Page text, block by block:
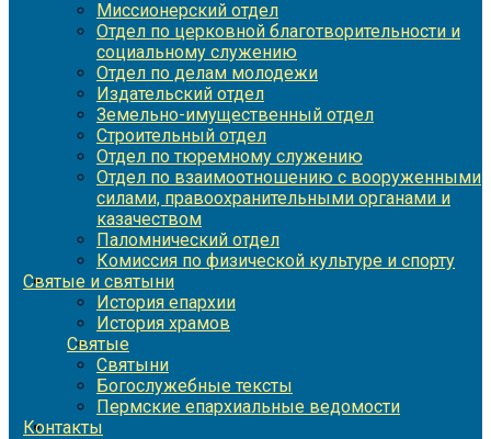
Миссионерский отдел
Отдел по церковной благотворительности и
социальному служению
Отдел по делам молодежи
Издательский отдел
Земельно-имущественный отдел
Строительный отдел
Отдел по тюремному служению
Отдел по взаимоотношению с вооруженными
силами, правоохранительными органами и
казачеством
Паломнический отдел
Комиссия по физической культуре и спорту
Святые и святыни
История епархии
История храмов
Святые
Святыни
Богослужебные тексты
Пермские епархиальные ведомости
Контакты